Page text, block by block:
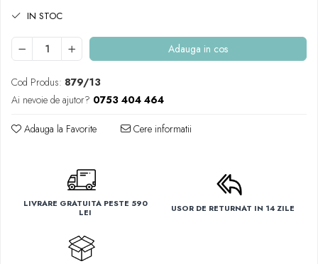
Reductoare antiderapante
Reductoare moi
Seturi cadite 86 cm
Seturi cadite 92 cm
Seturi cadite anatomice
Suporti anatomici plastic
Suporti metalici cadite
Camera copilului
Accesorii patuturi
Leagane copii
IN STOC
Adauga in cos
Cod Produs: 879/13
Ai nevoie de ajutor? 0753 404 464
Adauga la Favorite Cere informatii
LIVRARE GRATUITA PESTE 590
LEI
USOR DE RETURNAT IN 14 ZILE